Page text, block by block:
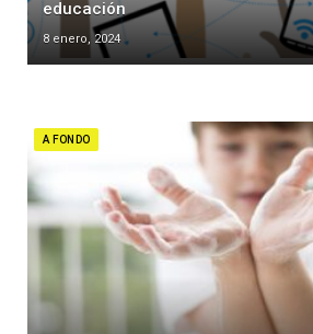
educación
8 enero, 2024
A FONDO